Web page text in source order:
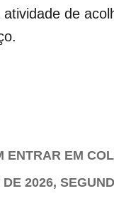
de
ENTRAR EM
2026,